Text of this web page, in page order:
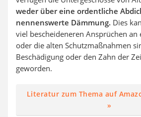
weder über eine ordentliche
nennenswerte Dämmung. Dies
viel bescheideneren Ansprüchen an
oder die alten Schutzmaßnahmen
Beschädigung oder den Zahn der
geworden.
Literatur zum Thema auf
»